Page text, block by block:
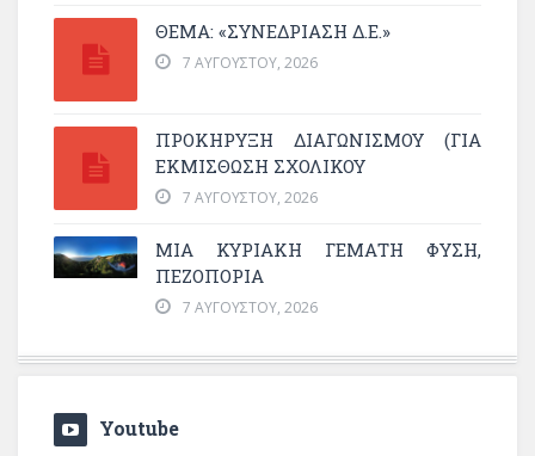
ΘΕΜΑ: «ΣΥΝΕΔΡΊΑΣΗ Δ.Ε.»
7 ΑΥΓΟΎΣΤΟΥ, 2026
ΠΡΟΚΗΡΥΞΗ ΔΙΑΓΩΝΙΣΜΟΥ (ΓΙΑ
ΕΚΜΊΣΘΩΣΗ ΣΧΟΛΙΚΟΎ
7 ΑΥΓΟΎΣΤΟΥ, 2026
ΜΙΑ ΚΥΡΙΑΚΉ ΓΕΜΆΤΗ ΦΎΣΗ,
ΠΕΖΟΠΟΡΊΑ
7 ΑΥΓΟΎΣΤΟΥ, 2026
Youtube